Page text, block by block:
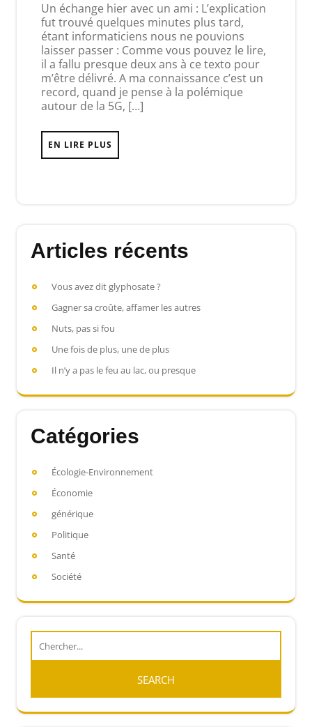
Un échange hier avec un ami : L’explication
fut trouvé quelques minutes plus tard,
étant informaticiens nous ne pouvions
laisser passer : Comme vous pouvez le lire,
il a fallu presque deux ans à ce texto pour
m’être délivré. A ma connaissance c’est un
record, quand je pense à la polémique
autour de la 5G, […]
EN LIRE PLUS
Articles récents
Vous avez dit glyphosate ?
Gagner sa croûte, affamer les autres
Nuts, pas si fou
Une fois de plus, une de plus
Il n’y a pas le feu au lac, ou presque
Catégories
Écologie-Environnement
Économie
générique
Politique
Santé
Société